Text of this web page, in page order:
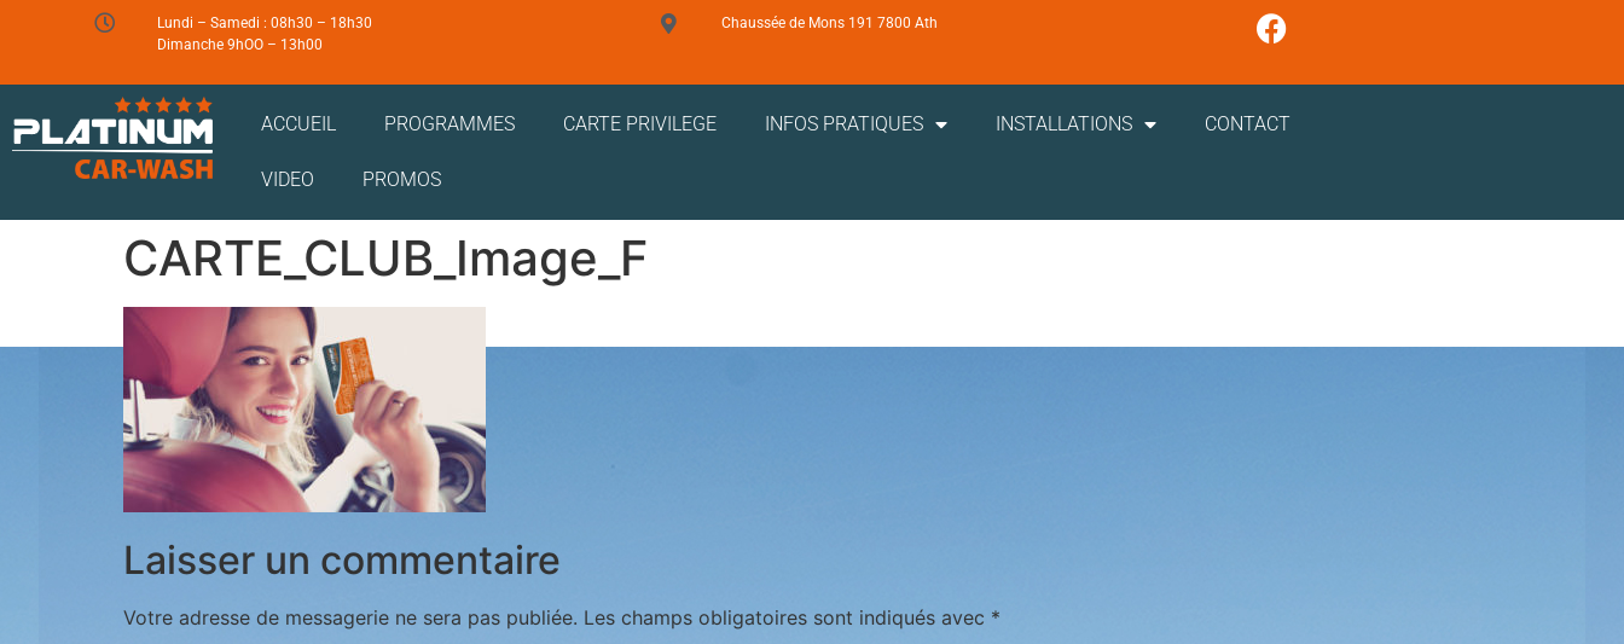
Lundi – Samedi : 08h30 – 18h30
Dimanche 9hOO – 13h00
Chaussée de Mons 191 7800 Ath
ACCUEIL PROGRAMMES CARTE PRIVILEGE INFOS PRATIQUES INSTALLATIONS CONTACT
VIDEO PROMOS
CARTE_CLUB_Image_F
Laisser un commentaire
Votre adresse de messagerie ne sera pas publiée. Les champs obligatoires sont indiqués avec *